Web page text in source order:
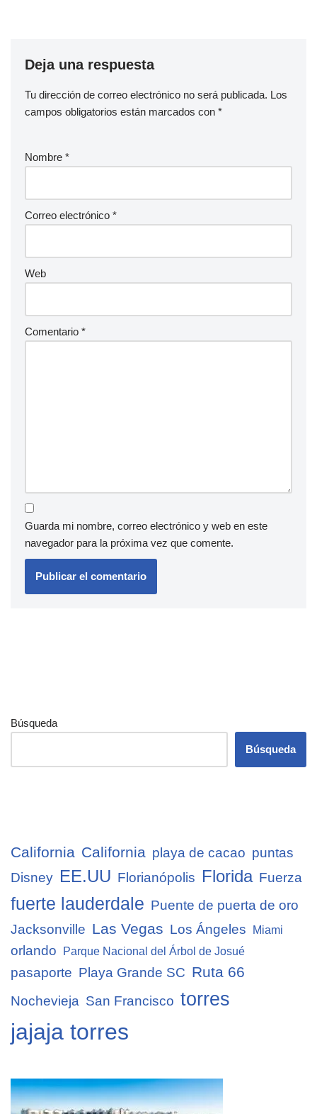
Deja una respuesta
Tu dirección de correo electrónico no será publicada. Los
campos obligatorios están marcados con *
Nombre *
Correo electrónico *
Web
Comentario *
Guarda mi nombre, correo electrónico y web en este
navegador para la próxima vez que comente.
Búsqueda
Búsqueda
California California playa de cacao puntas
Disney EE.UU Florianópolis Florida Fuerza
fuerte lauderdale Puente de puerta de oro
Jacksonville Las Vegas Los Ángeles Miami
orlando Parque Nacional del Árbol de Josué
pasaporte Playa Grande SC Ruta 66
Nochevieja San Francisco torres
jajaja torres